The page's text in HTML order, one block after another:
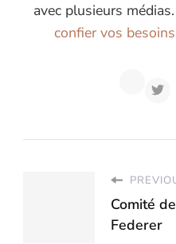
avec plusieurs médias.
confier vos
Comité
Federer